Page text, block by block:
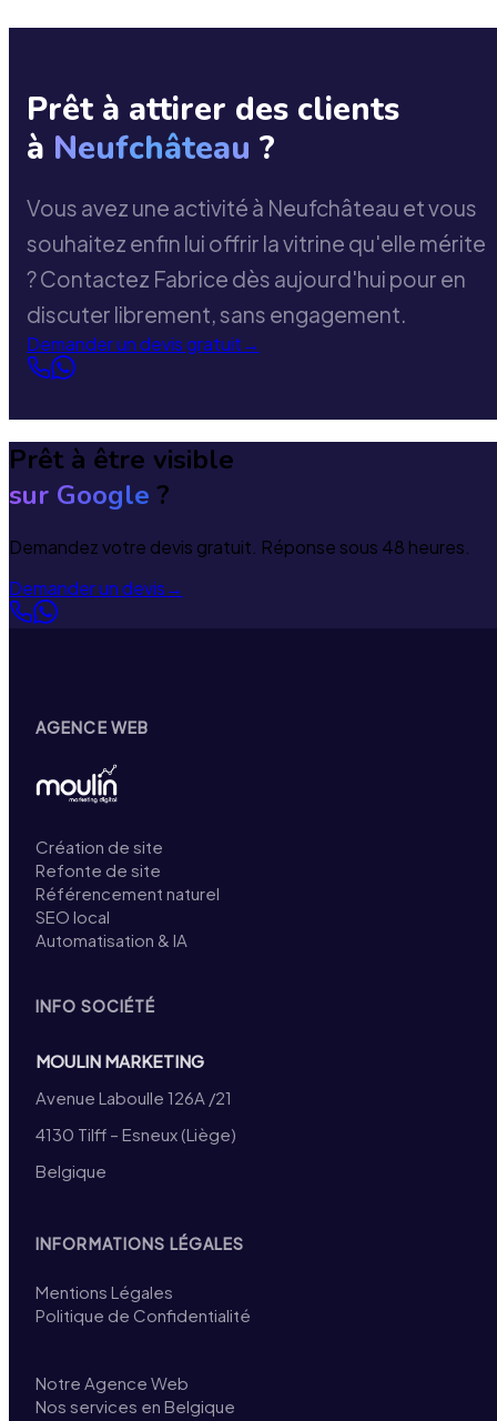
Prêt à attirer des clients
à Neufchâteau ?
Vous avez une activité à Neufchâteau et vous
souhaitez enfin lui offrir la vitrine qu'elle mérite
? Contactez Fabrice dès aujourd'hui pour en
discuter librement, sans engagement.
Demander un devis gratuit→
Prêt à être visible
sur Google ?
Demandez votre devis gratuit. Réponse sous 48 heures.
Demander un devis→
AGENCE WEB
Création de site
Refonte de site
Référencement naturel
SEO local
Automatisation & IA
INFO SOCIÉTÉ
MOULIN MARKETING
Avenue Laboulle 126A /21
4130 Tilff – Esneux (Liège)
Belgique
INFORMATIONS LÉGALES
Mentions Légales
Politique de Confidentialité
Notre Agence Web
Nos services en Belgique